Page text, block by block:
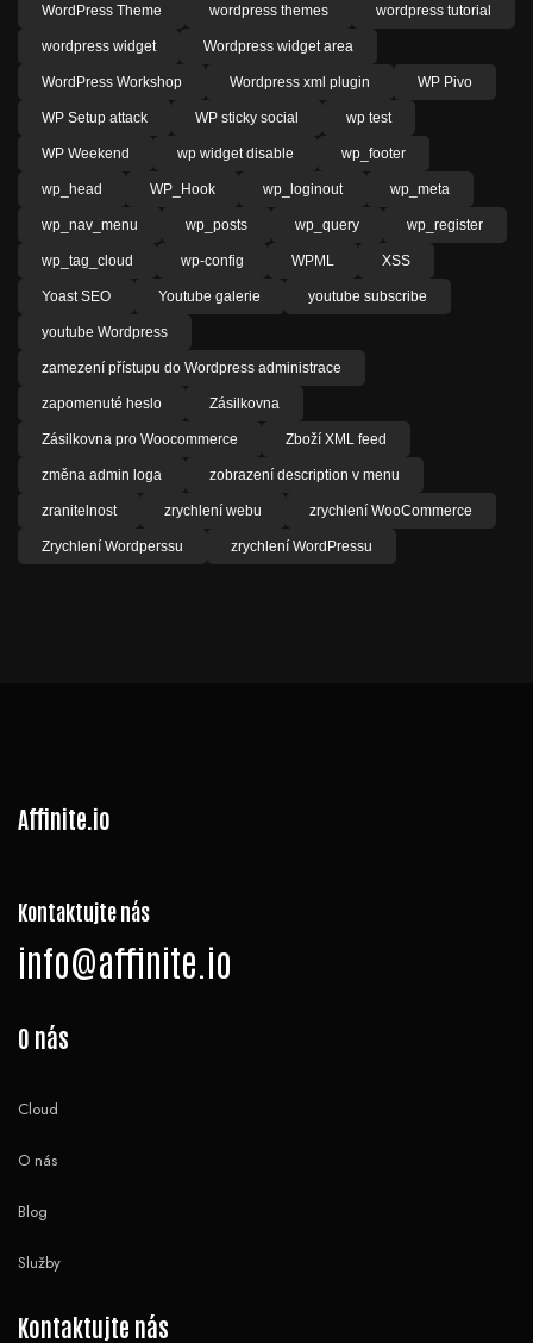
WordPress Theme wordpress themes wordpress tutorial
wordpress widget Wordpress widget area
WordPress Workshop Wordpress xml plugin WP Pivo
WP Setup attack WP sticky social wp test
WP Weekend wp widget disable wp_footer
wp_head WP_Hook wp_loginout wp_meta
wp_nav_menu wp_posts wp_query wp_register
wp_tag_cloud wp-config WPML XSS
Yoast SEO Youtube galerie youtube subscribe
youtube Wordpress
zamezení přístupu do Wordpress administrace
zapomenuté heslo Zásilkovna
Zásilkovna pro Woocommerce Zboží XML feed
změna admin loga zobrazení description v menu
zranitelnost zrychlení webu zrychlení WooCommerce
Zrychlení Wordperssu zrychlení WordPressu
Affinite.io
Kontaktujte nás
info@affinite.io
O nás
Cloud
O nás
Blog
Služby
Kontaktujte nás